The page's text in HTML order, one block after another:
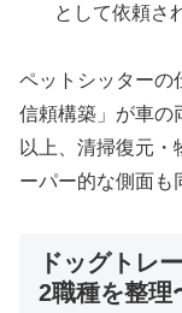
として依頼さ
ペットシッターの
信頼構築」が車の
以上、清掃復元・
ーパー的な側面も
ドッグトレ
2職種を整理